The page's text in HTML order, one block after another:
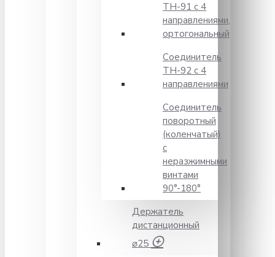
TH-91 с 4
направлениями,
ортогональный
Соединитель
TH-92 с 4
направлениями
Соединитель
поворотный
(коленчатый)
с
неразжимными
винтами
90°-180°
Держатель
дистанционный
⌀25